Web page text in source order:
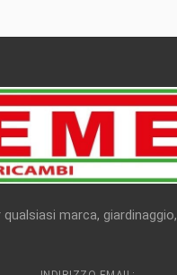
marca, giardinaggio,